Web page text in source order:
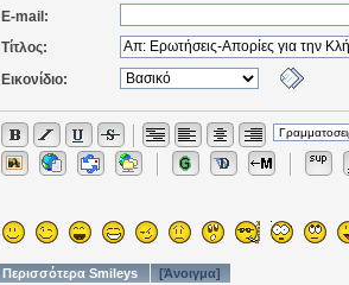
E-mail:
Τίτλος:
Εικονίδιο:
Περισσότερα Smileys [Άνοιγμα]